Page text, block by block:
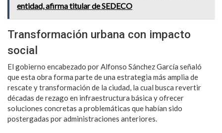
entidad, afirma titular de SEDECO
Transformación urbana con impacto
social
El gobierno encabezado por Alfonso Sánchez García señaló
que esta obra forma parte de una estrategia más amplia de
rescate y transformación de la ciudad, la cual busca revertir
décadas de rezago en infraestructura básica y ofrecer
soluciones concretas a problemáticas que habían sido
postergadas por administraciones anteriores.